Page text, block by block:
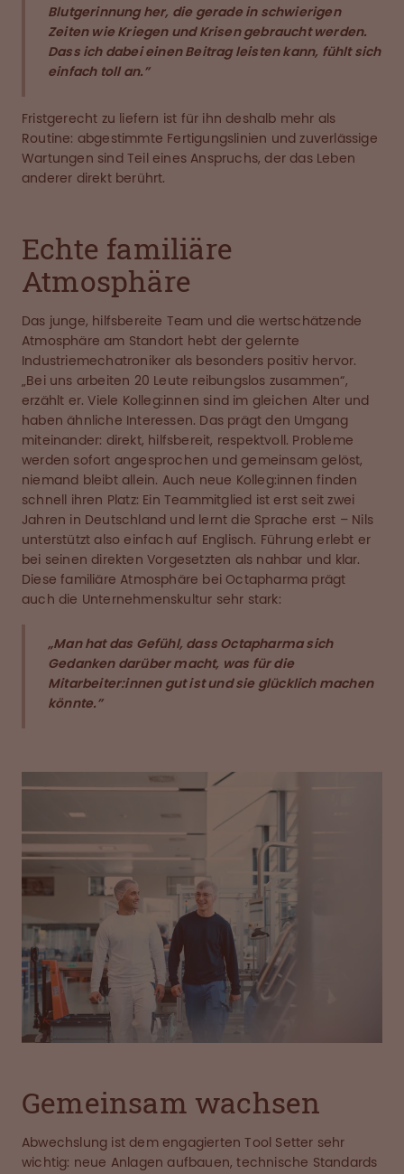
Blutgerinnung her, die gerade in schwierigen
Zeiten wie Kriegen und Krisen gebraucht werden.
Dass ich dabei einen Beitrag leisten kann, fühlt sich
einfach toll an.”
Fristgerecht zu liefern ist für ihn deshalb mehr als
Routine: abgestimmte Fertigungslinien und zuverlässige
Wartungen sind Teil eines Anspruchs, der das Leben
anderer direkt berührt.
Echte familiäre
Atmosphäre
Das junge, hilfsbereite Team und die wertschätzende
Atmosphäre am Standort hebt der gelernte
Industriemechatroniker als besonders positiv hervor.
„Bei uns arbeiten 20 Leute reibungslos zusammen“,
erzählt er. Viele Kolleg:innen sind im gleichen Alter und
haben ähnliche Interessen. Das prägt den Umgang
miteinander: direkt, hilfsbereit, respektvoll. Probleme
werden sofort angesprochen und gemeinsam gelöst,
niemand bleibt allein. Auch neue Kolleg:innen finden
schnell ihren Platz: Ein Teammitglied ist erst seit zwei
Jahren in Deutschland und lernt die Sprache erst – Nils
unterstützt also einfach auf Englisch. Führung erlebt er
bei seinen direkten Vorgesetzten als nahbar und klar.
Diese familiäre Atmosphäre bei Octapharma prägt
auch die Unternehmenskultur sehr stark:
„Man hat das Gefühl, dass Octapharma sich
Gedanken darüber macht, was für die
Mitarbeiter:innen gut ist und sie glücklich machen
könnte.”
Gemeinsam wachsen
Abwechslung ist dem engagierten Tool Setter sehr
wichtig: neue Anlagen aufbauen, technische Standards